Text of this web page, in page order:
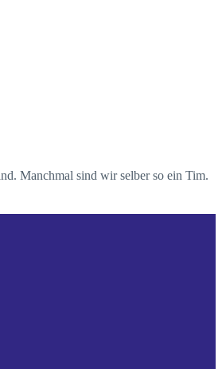
Manchmal sind wir selber so ein Tim.